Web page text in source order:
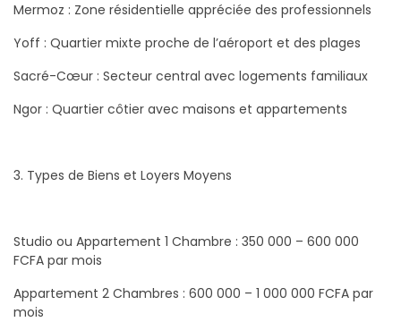
Mermoz : Zone résidentielle appréciée des professionnels
Yoff : Quartier mixte proche de l’aéroport et des plages
Sacré-Cœur : Secteur central avec logements familiaux
Ngor : Quartier côtier avec maisons et appartements
3. Types de Biens et Loyers Moyens
Studio ou Appartement 1 Chambre : 350 000 – 600 000
FCFA par mois
Appartement 2 Chambres : 600 000 – 1 000 000 FCFA par
mois